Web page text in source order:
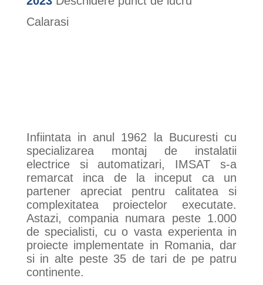
Calarasi
Infiintata in anul 1962 la Bucuresti cu
specializarea montaj de instalatii
electrice si automatizari, IMSAT s-a
remarcat inca de la inceput ca un
partener apreciat pentru calitatea si
complexitatea proiectelor executate.
Astazi, compania numara peste 1.000
de specialisti, cu o vasta experienta in
proiecte implementate in Romania, dar
si in alte peste 35 de tari de pe patru
continente.